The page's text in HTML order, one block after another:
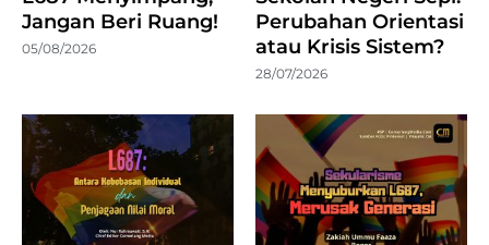
Jangan Beri Ruang!
05/08/2026
Perubahan Orientasi
atau Krisis Sistem?
28/07/2026